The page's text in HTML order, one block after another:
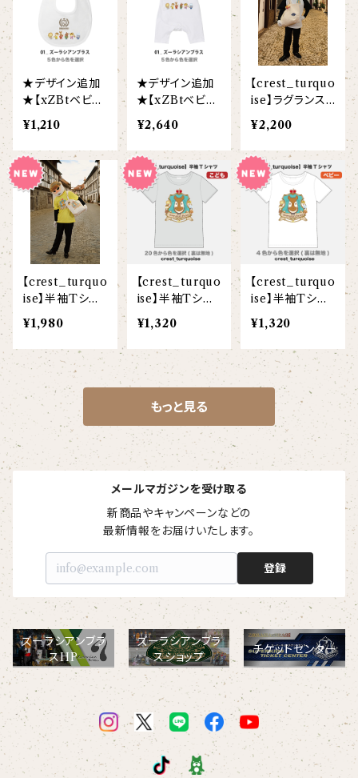
★デザイン追加
★【xZBtベビ
ー】スタイ(ズー
ラシアンブラス/
パーカッション)
¥1,210
★デザイン追加
★【xZBtベビ
ー】カバーオー
ル(ズーラシアン
ブラス/パーカッ
ション)
¥2,640
【crest_turquo
ise】ラグランスリ
¥2,200
【crest_turquo
ise】半袖Tシャ
ツ(大人)
¥1,980
【crest_turquo
ise】半袖Tシャ
ツ(こども)
¥1,320
【crest_turquo
ise】半袖Tシャ
ツ(ベビー)
¥1,320
もっと見る
メールマガジンを受け取る
新商品やキャンペーンなどの
最新情報をお届けいたします。
登録
ズーラシアンブラ
スHP
ズーラシアンブラ
スショップ
チケットセンター